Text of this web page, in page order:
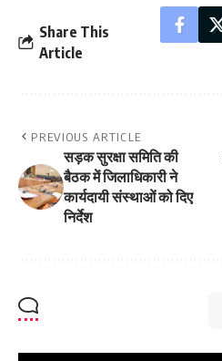
Share This
Article
PREVIOUS ARTICLE
सड़क सुरक्षा समिति की
बैठक में जिलाधिकारी ने
कार्यदायी संस्थाओं को दिए
निर्देश